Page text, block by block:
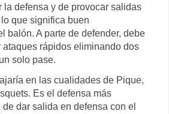
la defensa y de provocar salidas
que significa buen
balón. A parte de defender, debe
ataques rápidos eliminando dos
solo pase.
en las cualidades de Pique,
Es el defensa más
dar salida en defensa con el